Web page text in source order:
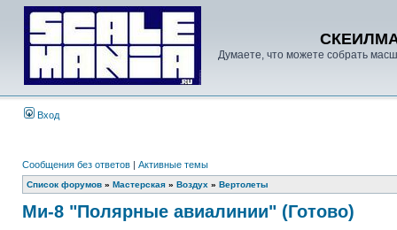
Думаете, что можете собрать
Вход
Сообщения без ответов | Активные темы
Список форумов » Мастерская » Воздух » Вертолеты
Ми-8 "Полярные авиалинии" (Готово)